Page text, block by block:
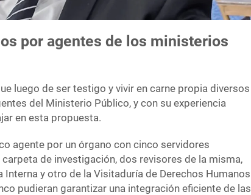
por agentes de los ministerios
luego de ser testigo y vivir en carne propia diversos
del Ministerio Público, y con su experiencia
en esta propuesta.
agente por un órgano con cinco servidores
de investigación, dos revisores de la misma,
Interna y otro de la Visitaduría de Derechos Humanos
pudieran garantizar una integración eficiente de las